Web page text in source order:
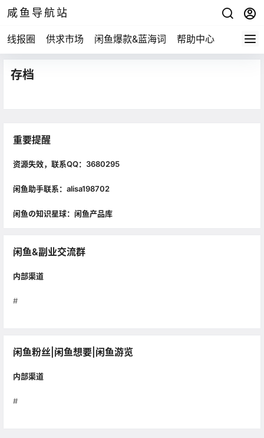
咸鱼导航站
线报圈 供求市场 闲鱼爆款&蓝海词 帮助中心
存档
重要提醒
资源失效，联系QQ：3680295
闲鱼助手联系：alisa198702
闲鱼の知识星球：闲鱼产品库
闲鱼&副业交流群
内部渠道
#
闲鱼粉丝|闲鱼想要|闲鱼游览
内部渠道
#